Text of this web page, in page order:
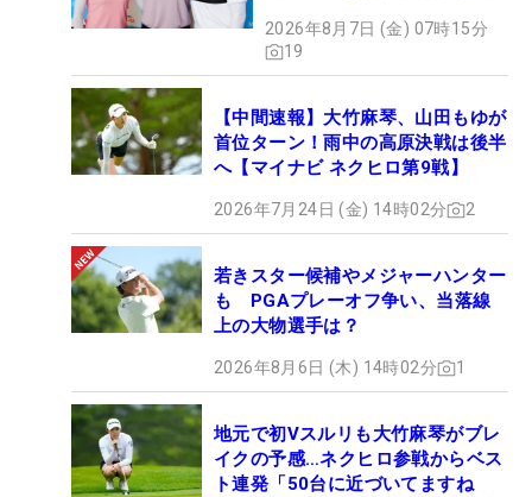
2026年8月7日 (金) 07時15分
19
【中間速報】大竹麻琴、山田もゆが
首位ターン！雨中の高原決戦は後半
へ【マイナビ ネクヒロ第9戦】
2026年7月24日 (金) 14時02分 2
若きスター候補やメジャーハンター
も PGAプレーオフ争い、当落線
上の大物選手は？
2026年8月6日 (木) 14時02分 1
地元で初Vスルリも大竹麻琴がブレ
イクの予感…ネクヒロ参戦からベス
ト連発「50台に近づいてますね